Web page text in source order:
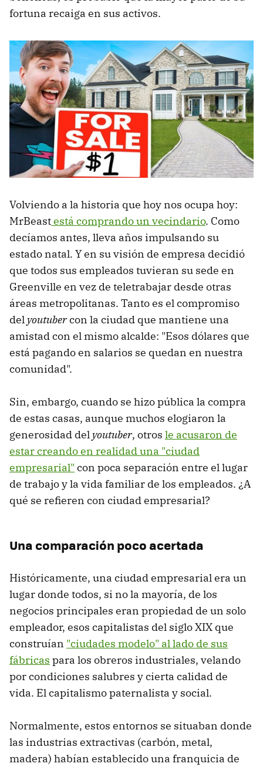
fortuna recaiga en sus activos.
Volviendo a la historia que hoy nos ocupa hoy:
MrBeastestá comprando un vecindario. Como
decíamos antes, lleva años impulsando su
estado natal. Y en su visión de empresa decidió
que todos sus empleados tuvieran su sede en
Greenville en vez de teletrabajar desde otras
áreas metropolitanas. Tanto es el compromiso
del youtubercon la ciudad que mantiene una
amistad con el mismo alcalde: "Esos dólares que
está pagando en salarios se quedan en nuestra
comunidad".
Sin, embargo, cuando se hizo pública la compra
de estas casas, aunque muchos elogiaron la
generosidad del youtuber, otros le acusaron de
estar creando en realidad una "ciudad
empresarial" con poca separación entre el lugar
de trabajo y la vida familiar de los empleados. ¿A
qué se refieren con ciudad empresarial?
Una comparación poco acertada
Históricamente, una ciudad empresarial era un
lugar donde todos, si no la mayoría, de los
negocios principales eran propiedad de un solo
empleador, esos capitalistas del siglo XIX que
construían "ciudades modelo" al lado de sus
fábricas para los obreros industriales, velando
por condiciones salubres y cierta calidad de
vida. El capitalismo paternalista y social.
Normalmente, estos entornos se situaban donde
las industrias extractivas (carbón, metal,
madera) habían establecido una franquicia de